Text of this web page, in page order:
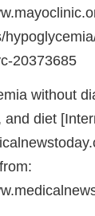
20373685
without
and diet